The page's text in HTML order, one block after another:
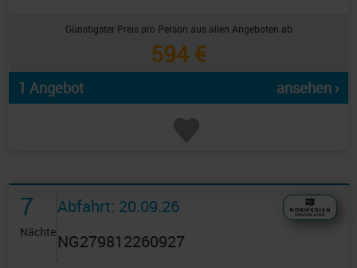
Günstigster Preis pro Person aus allen Angeboten ab
594 €
1 Angebot ansehen ›
7
Nächte
Abfahrt: 20.09.26
NG279812260927